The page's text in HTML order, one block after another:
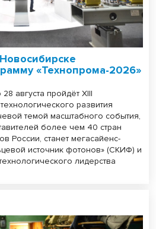
«Технопрома-2026»
августа пройдёт ХIII
развития
темой масштабного события,
более чем 40 стран
России, станет мегасайенс-
источник фотонов» (СКИФ) и
лидерства